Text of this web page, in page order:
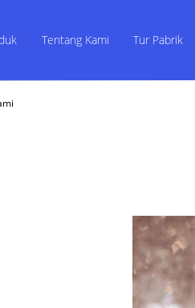
Tentang Kami Tur Pabrik